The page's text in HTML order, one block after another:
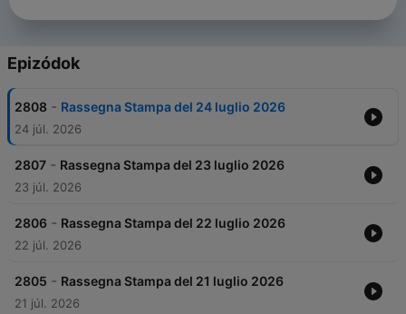
Epizódok
2808 - Rassegna Stampa del 24 luglio 2026
24 júl. 2026
2807 - Rassegna Stampa del 23 luglio 2026
23 júl. 2026
2806 - Rassegna Stampa del 22 luglio 2026
22 júl. 2026
2805 - Rassegna Stampa del 21 luglio 2026
21 júl. 2026